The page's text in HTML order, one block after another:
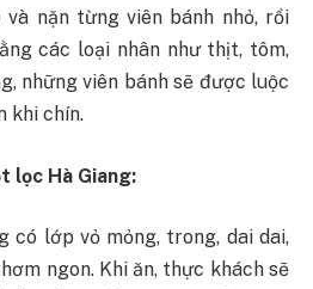
và nặn từng viên bánh nhỏ, rồi
các loại nhân như thịt, tôm,
những viên bánh sẽ được luộc
khi chín.
lọc Hà Giang:
có lớp vỏ mỏng, trong, dai dai,
ngon. Khi ăn, thực khách sẽ